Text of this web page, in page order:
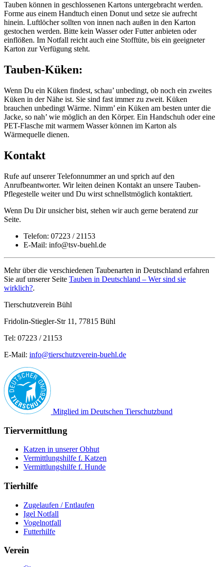
Tauben können in geschlossenen Kartons untergebracht werden.
Forme aus einem Handtuch einen Donut und setze sie aufrecht
hinein. Luftlöcher sollten von innen nach außen in den Karton
gestochen werden. Bitte kein Wasser oder Futter anbieten oder
einflößen. Im Notfall reicht auch eine Stofftüte, bis ein geeigneter
Karton zur Verfügung steht.
Tauben-Küken:
Wenn Du ein Küken findest, schau’ unbedingt, ob noch ein zweites
Küken in der Nähe ist. Sie sind fast immer zu zweit. Küken
brauchen unbedingt Wärme. Nimm’ ein Küken am besten unter die
Jacke, so nah’ wie möglich an den Körper. Ein Handschuh oder eine
PET-Flasche mit warmem Wasser können im Karton als
Wärmequelle dienen.
Kontakt
Rufe auf unserer Telefonnummer an und sprich auf den
Anrufbeantworter. Wir leiten deinen Kontakt an unsere Tauben-
Pflegestelle weiter und Du wirst schnellstmöglich kontaktiert.
Wenn Du Dir unsicher bist, stehen wir auch gerne beratend zur
Seite.
Telefon: 07223 / 21153
E-Mail: info@tsv-buehl.de
Mehr über die verschiedenen Taubenarten in Deutschland erfahren
Sie auf unserer Seite Tauben in Deutschland – Wer sind sie
wirklich?.
Tierschutzverein Bühl
Fridolin-Stiegler-Str 11, 77815 Bühl
Tel: 07223 / 21153
E-Mail: info@tierschutzverein-buehl.de
Mitglied im Deutschen Tierschutzbund
Tiervermittlung
Katzen in unserer Obhut
Vermittlungshilfe f. Katzen
Vermittlungshilfe f. Hunde
Tierhilfe
Zugelaufen / Entlaufen
Igel Notfall
Vogelnotfall
Futterhilfe
Verein